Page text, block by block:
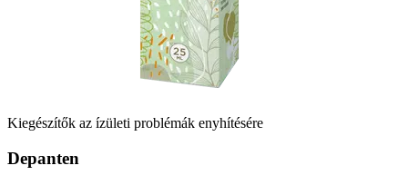
Kiegészítők az ízületi problémák enyhítésére
Depanten